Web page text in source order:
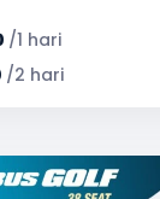
Windows
System
/1 hari
/2 hari